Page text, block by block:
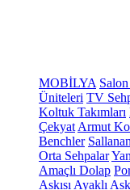
MOBİLYA
Üniteleri TV
Koltuk Takımları
Çekyat Armut
Benchler
Orta Sehpalar
Amaçlı Dolap
Askısı Ayaklı